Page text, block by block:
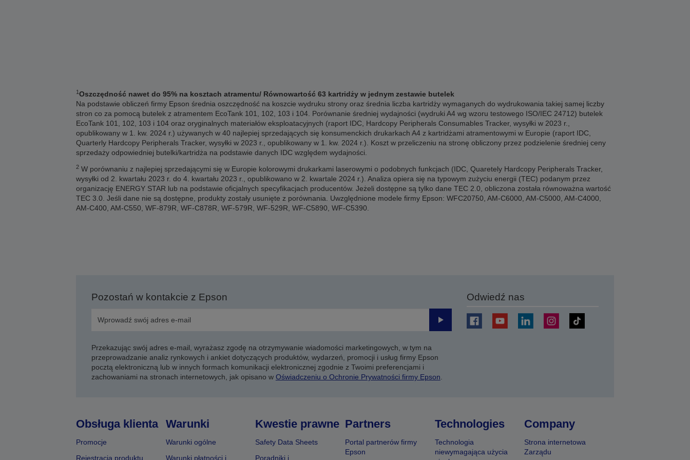
1Oszczędność nawet do 95% na kosztach atramentu/ Równowartość 63 kartridży w jednym zestawie butelek
Na podstawie obliczeń firmy Epson średnia oszczędność na koszcie wydruku strony oraz średnia liczba kartridży wymaganych do wydrukowania takiej samej liczby
stron co za pomocą butelek z atramentem EcoTank 101, 102, 103 i 104. Porównanie średniej wydajności (wydruki A4 wg wzoru testowego ISO/IEC 24712) butelek
EcoTank 101, 102, 103 i 104 oraz oryginalnych materiałów eksploatacyjnych (raport IDC, Hardcopy Peripherals Consumables Tracker, wysyłki w 2023 r.,
opublikowany w 1. kw. 2024 r.) używanych w 40 najlepiej sprzedających się konsumenckich drukarkach A4 z kartridżami atramentowymi w Europie (raport IDC,
Quarterly Hardcopy Peripherals Tracker, wysyłki w 2023 r., opublikowany w 1. kw. 2024 r.). Koszt w przeliczeniu na stronę obliczony przez podzielenie średniej ceny
sprzedaży odpowiedniej butelki/kartridża na podstawie danych IDC względem wydajności.
2W porównaniu z najlepiej sprzedającymi się w Europie kolorowymi drukarkami laserowymi o podobnych funkcjach (IDC, Quaretely Hardcopy Peripherals Tracker,
wysyłki od 2. kwartału 2023 r. do 4. kwartału 2023 r., opublikowano w 2. kwartale 2024 r.). Analiza opiera się na typowym zużyciu energii (TEC) podanym przez
organizację ENERGY STAR lub na podstawie oficjalnych specyfikacjach producentów. Jeżeli dostępne są tylko dane TEC 2.0, obliczona została równoważna wartość
TEC 3.0. Jeśli dane nie są dostępne, produkty zostały usunięte z porównania. Uwzględnione modele firmy Epson: WFC20750, AM-C6000, AM-C5000, AM-C4000,
AM-C400, AM-C550, WF-879R, WF-C878R, WF-579R, WF-529R, WF-C5890, WF-C5390.
Pozostań w kontakcie z Epson
Prześlij
Przekazując swój adres e-mail, wyrażasz zgodę na otrzymywanie wiadomości marketingowych, w tym na
przeprowadzanie analiz rynkowych i ankiet dotyczących produktów, wydarzeń, promocji i usług firmy Epson
pocztą elektroniczną lub w innych formach komunikacji elektronicznej zgodnie z Twoimi preferencjami i
zachowaniami na stronach internetowych, jak opisano w Oświadczeniu o Ochronie Prywatności firmy Epson
Odwiedź nas
Obsługa klienta
Promocje
Rejestracja produktu
Warunki
Warunki ogólne
Warunki płatności i
Kwestie prawne
Safety Data Sheets
Poradniki i
Partners
Portal partnerów firmy
Epson
Technologies
Technologia
niewymagająca użycia
Company
Strona internetowa
Zarządu